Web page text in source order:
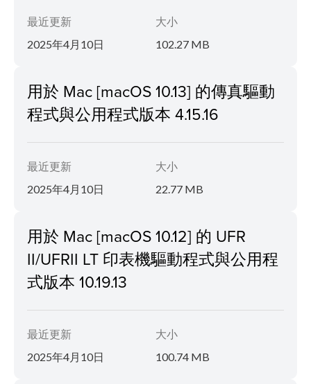
最近更新
2025年4月10日
大小
102.27 MB
用於 Mac [macOS 10.13] 的傳真驅動
程式與公用程式版本 4.15.16
最近更新
2025年4月10日
大小
22.77 MB
用於 Mac [macOS 10.12] 的 UFR
II/UFRII LT 印表機驅動程式與公用程
式版本 10.19.13
最近更新
2025年4月10日
大小
100.74 MB